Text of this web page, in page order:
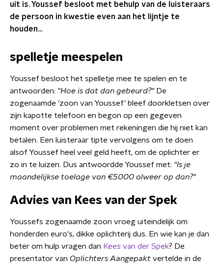
uit is. Youssef besloot met behulp van de luisteraars
de persoon in kwestie even aan het lijntje te
houden...
spelletje meespelen
Youssef besloot het spelletje mee te spelen en te
antwoorden: "Hoe is dat dan gebeurd?" De
zogenaamde 'zoon van Youssef' bleef doorkletsen over
zijn kapotte telefoon en begon op een gegeven
moment over problemen met rekeningen die hij niet kan
betalen. Een luisteraar tipte vervolgens om te doen
alsof Youssef heel veel geld heeft, om de oplichter er
zo in te luizen. Dus antwoordde Youssef met: "Is je
maandelijkse toelage van €5000 alweer op dan?"
Advies van Kees van der Spek
Youssefs zogenaamde zoon vroeg uiteindelijk om
honderden euro's, dikke oplichterij dus. En wie kan je dan
beter om hulp vragen dan Kees van der Spek? De
presentator van Oplichters Aangepakt vertelde in de